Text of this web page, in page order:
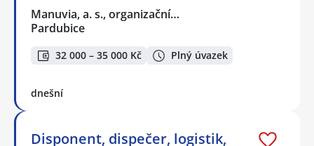
Manuvia, a. s., organizační…
Pardubice
32 000 – 35 000 Kč Plný úvazek
dnešní
Disponent, dispečer, logistik,